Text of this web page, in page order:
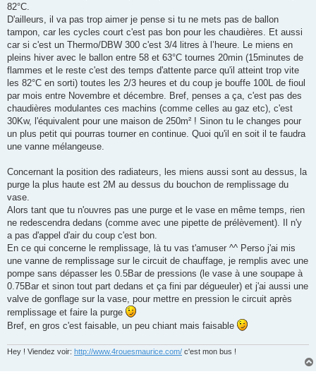
82°C.
D'ailleurs, il va pas trop aimer je pense si tu ne mets pas de ballon
tampon, car les cycles court c'est pas bon pour les chaudières. Et aussi
car si c'est un Thermo/DBW 300 c'est 3/4 litres à l’heure. Le miens en
pleins hiver avec le ballon entre 58 et 63°C tournes 20min (15minutes de
flammes et le reste c'est des temps d'attente parce qu'il atteint trop vite
les 82°C en sorti) toutes les 2/3 heures et du coup je bouffe 100L de fioul
par mois entre Novembre et décembre. Bref, penses a ça, c'est pas des
chaudières modulantes ces machins (comme celles au gaz etc), c'est
30Kw, l'équivalent pour une maison de 250m² ! Sinon tu le changes pour
un plus petit qui pourras tourner en continue. Quoi qu'il en soit il te faudra
une vanne mélangeuse.
Concernant la position des radiateurs, les miens aussi sont au dessus, la
purge la plus haute est 2M au dessus du bouchon de remplissage du
vase.
Alors tant que tu n'ouvres pas une purge et le vase en même temps, rien
ne redescendra dedans (comme avec une pipette de prélèvement). Il n'y
a pas d'appel d'air du coup c'est bon.
En ce qui concerne le remplissage, là tu vas t'amuser ^^ Perso j'ai mis
une vanne de remplissage sur le circuit de chauffage, je remplis avec une
pompe sans dépasser les 0.5Bar de pressions (le vase à une soupape à
0.75Bar et sinon tout part dedans et ça fini par dégueuler) et j'ai aussi une
valve de gonflage sur la vase, pour mettre en pression le circuit après
remplissage et faire la purge
Bref, en gros c'est faisable, un peu chiant mais faisable
Hey ! Viendez voir: http://www.4rouesmaurice.com/ c'est mon bus !